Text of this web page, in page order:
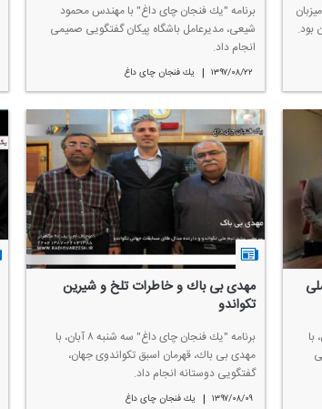
۲۱ آبان، میزبان
بود.
برنامه "یك فنجان چای داغ" با مهندس محمود
شیعی، مدیرعامل باشگاه پیكان گفتگویی صمیمی
انجام داد.
۱۳۹۷/۰۸/۲۲ | یك فنجان چای داغ
۱۰ آبان، با
مهدی بی باك و خاطرات تلخ و شیرین
تكواندو
برنامه "یك فنجان چای داغ" سه شنبه ۸ آبان، با
مهدی بی باك، قهرمان اسبق تكواندوی جهان،
گفتگویی دوستانه انجام داد.
۱۳۹۷/۰۸/۰۹ | یك فنجان چای داغ